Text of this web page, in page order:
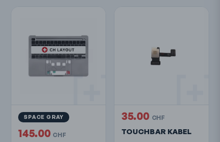
SPACE GRAY
145.00 CHF TOUCHBAR KABEL
35.00 CHF